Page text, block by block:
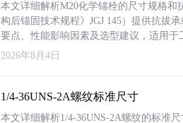
本文详细解析M20化学锚栓的尺寸规格
构后锚固技术规程》JGJ 145）提供抗拔
要点、性能影响因素及选型建议，适用于
2026年8月4日
1/4-36UNS-2A螺纹标准尺寸
本文详细解析1/4-36UNS-2A螺纹的标准